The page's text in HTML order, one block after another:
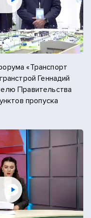
«Транспорт
Геннадий
Правительства
пропуска